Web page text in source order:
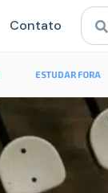
Contato
ESTUDAR FORA